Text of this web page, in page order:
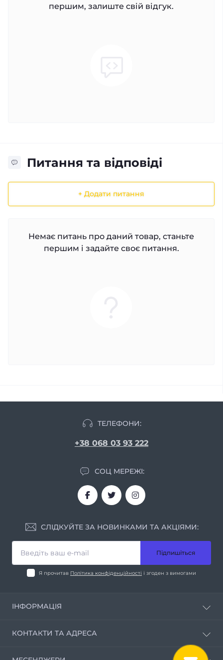
першим, залиште свій відгук.
Питання та відповіді
+ Додати питання
Немає питань про даний товар, станьте
першим і задайте своє питання.
ТЕЛЕФОНИ:
+38 068 03 93 222
СОЦ МЕРЕЖІ:
СЛІДКУЙТЕ ЗА НОВИНКАМИ ТА АКЦІЯМИ:
Підпишіться
Я прочитав Політика конфіденційності і згоден з вимогами
ІНФОРМАЦІЯ
Умови співпраці
КОНТАКТИ ТА АДРЕСА